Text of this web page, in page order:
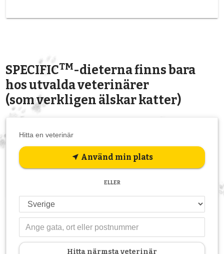
SPECIFICTM-dieterna finns bara
hos utvalda veterinärer
(som verkligen älskar katter)
Hitta en veterinär
near_me Använd min plats
ELLER
Hitta närmsta veterinär